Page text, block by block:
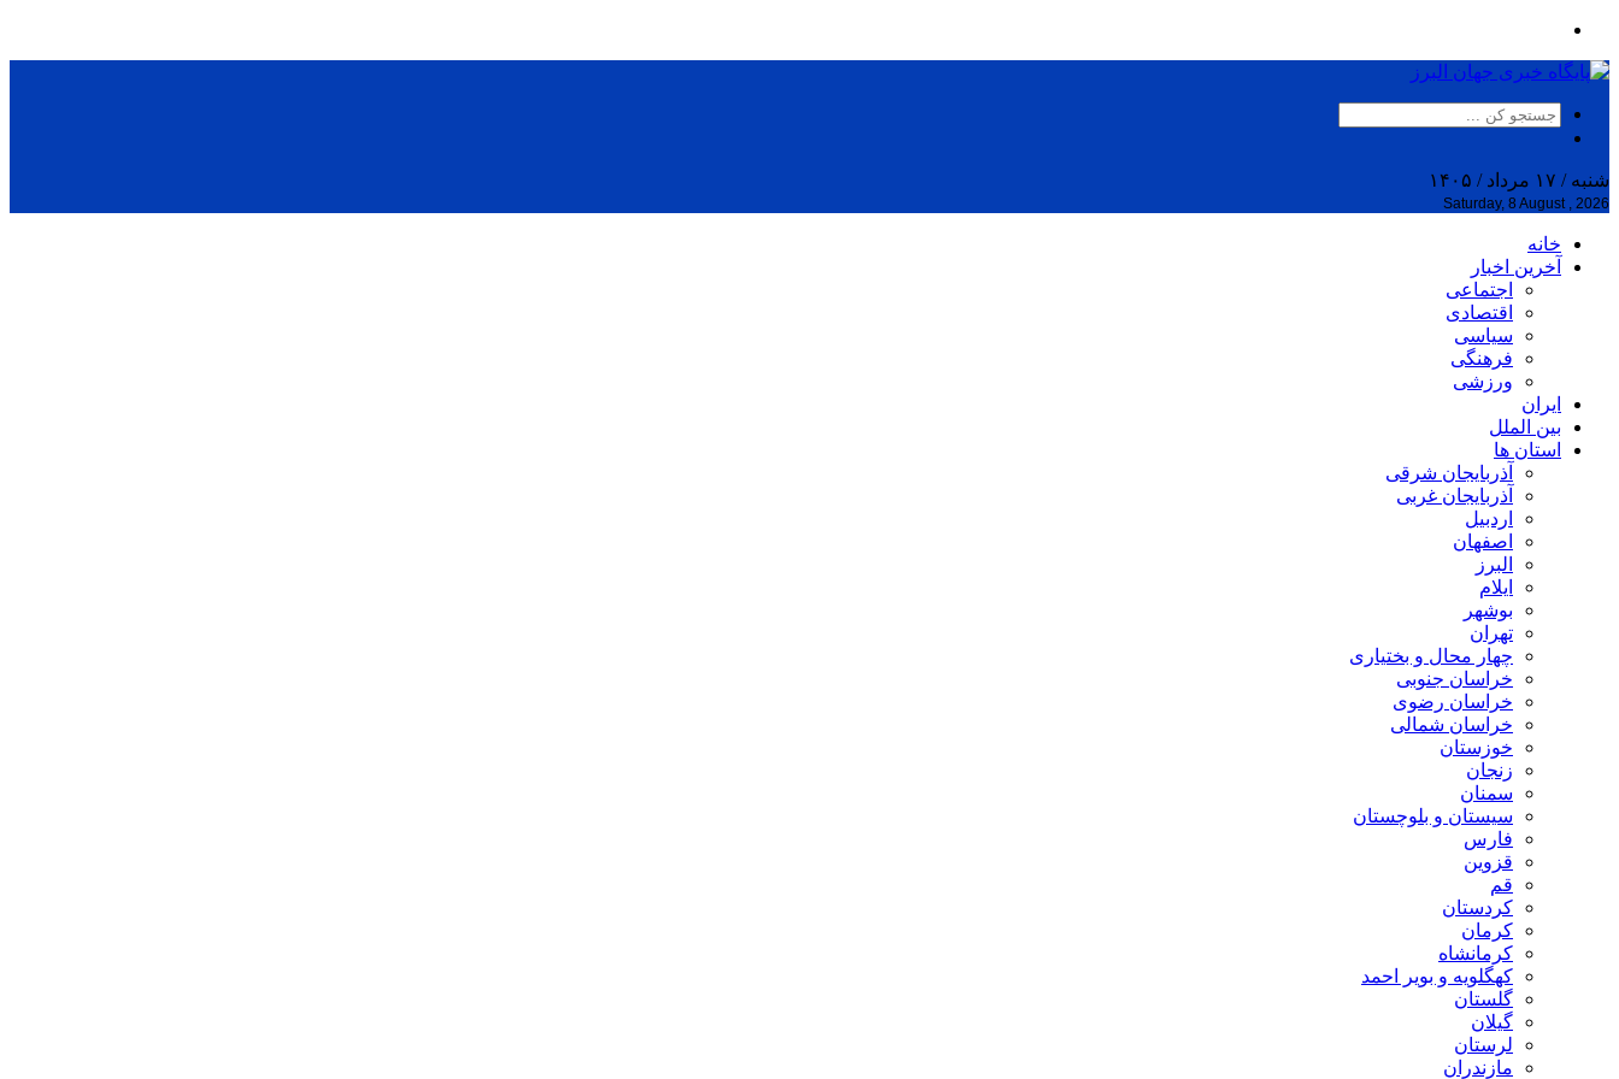
شنبه / ۱۷ مرداد / ۱۴۰۵
Saturday, 8 August , 2026
خانه
آخرین اخبار
اجتماعی
اقتصادی
سیاسی
فرهنگی
ورزشی
ایران
بین الملل
استان ها
آذربایجان شرقی
آذربایجان غربی
اردبیل
اصفهان
البرز
ایلام
بوشهر
تهران
چهار محال و بختیاری
خراسان جنوبی
خراسان رضوی
خراسان شمالی
خوزستان
زنجان
سمنان
سیستان و بلوچستان
فارس
قزوین
قم
کردستان
کرمان
کرمانشاه
کهگلویه و بویر احمد
گلستان
گیلان
لرستان
مازندران